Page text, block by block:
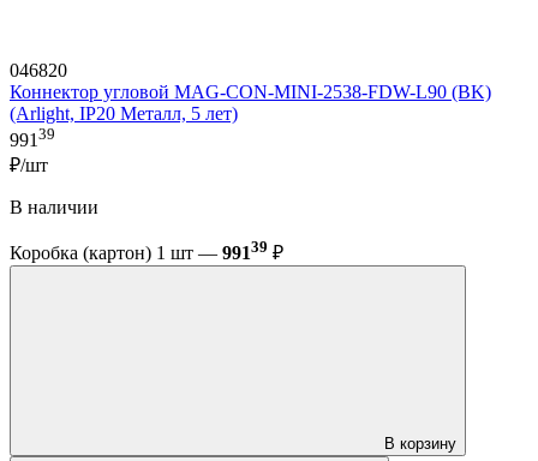
046820
Коннектор угловой MAG-CON-MINI-2538-FDW-L90 (BK)
(Arlight, IP20 Металл, 5 лет)
991 39
₽/шт
В наличии
Коробка (картон) 1 шт — 99139 ₽
В корзину